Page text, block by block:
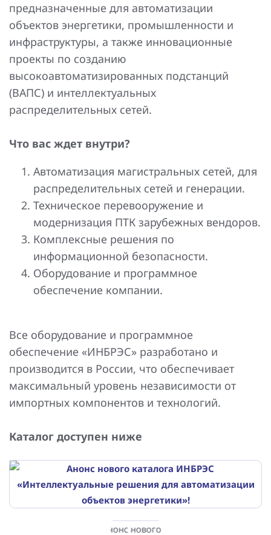
Повышение надежности электроснабжения
Шкафы РЗА 110-220 кВ
Устройства релейной защиты и автоматики
присоединений 6-35кВ
Сбор и анализ информации об аварийных событиях
Оборудование компенсации емкостных токов
Промышленная автоматизация
предназначенные для автоматизации
объектов энергетики, промышленности и
инфраструктуры, а также инновационные
проекты по созданию
высокоавтоматизированных подстанций
(ВАПС) и интеллектуальных
распределительных сетей.
Что вас ждет внутри?
Автоматизация магистральных сетей, для
распределительных сетей и генерации.
Техническое перевооружение и
модернизация ПТК зарубежных вендоров.
Комплексные решения по
информационной безопасности.
Оборудование и программное
обеспечение компании.
Все оборудование и программное
обеспечение «ИНБРЭС» разработано и
производится в России, что обеспечивает
максимальный уровень независимости от
импортных компонентов и технологий.
Каталог доступен ниже